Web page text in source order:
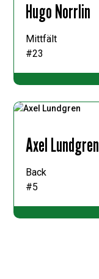
Hugo Norrlin
Mittfält
#23
Axel Lundgren
Back
#5